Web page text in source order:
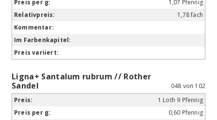
1,07 Pfennig
1,78 fach
Ligna+ Santalum rubrum // Rother
Sandel
048 von 102
1 Loth 9 Pfennig
0,60 Pfennig